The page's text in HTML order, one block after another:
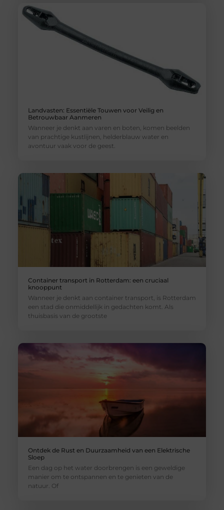
Landvasten: Essentiële Touwen voor Veilig en
Betrouwbaar Aanmeren
Wanneer je denkt aan varen en boten, komen beelden
van prachtige kustlijnen, helderblauw water en
avontuur vaak voor de geest.
Container transport in Rotterdam: een cruciaal
knooppunt
Wanneer je denkt aan container transport, is Rotterdam
een stad die onmiddellijk in gedachten komt. Als
thuisbasis van de grootste
Ontdek de Rust en Duurzaamheid van een Elektrische
Sloep
Een dag op het water doorbrengen is een geweldige
manier om te ontspannen en te genieten van de
natuur. Of